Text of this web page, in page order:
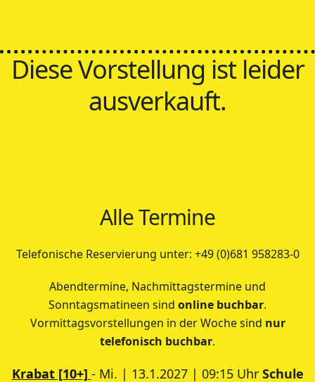
Diese Vorstellung ist leider
ausverkauft.
Alle Termine
Telefonische Reservierung unter: +49 (0)681 958283-0
Abendtermine, Nachmittagstermine und
Sonntagsmatineen sind online buchbar.
Vormittagsvorstellungen in der Woche sind nur
telefonisch buchbar.
Krabat [10+] - Mi. | 13.1.2027 | 09:15 Uhr Schule